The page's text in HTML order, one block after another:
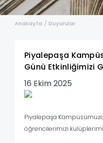
Anasayfa / Duyurular
Piyalepaşa
Günü Etkinliğimizi
16 Ekim 2025
Piyalepaşa
öğrencilerimizi